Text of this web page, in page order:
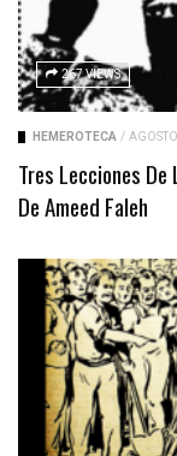
267 VIEWS
HEMEROTECA /
Tres Lecciones
De Ameed Faleh